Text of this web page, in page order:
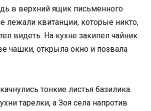
в верхний ящик письменного
лежали квитанции, которые никто,
видеть. На кухне закипел чайник.
чашки, открыла окно и позвала
тонкие листья базилика.
тарелки, а Зоя села напротив